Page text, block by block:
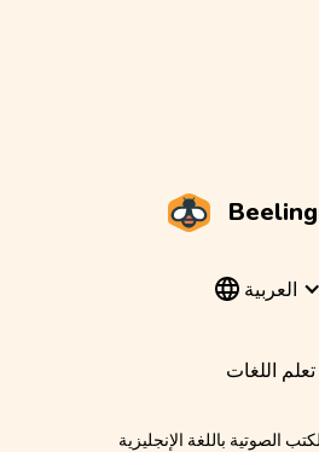
العربية
تعلم اللغات
الصوتية باللغة الإنجليزية